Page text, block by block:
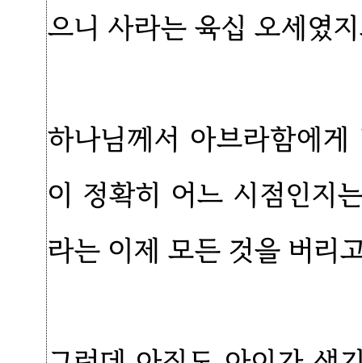
으니 사라는 육십 오세였
하나님께서 아브라함에
이 정확히 어느 시점인지
라는 이제 모든 것을 버리